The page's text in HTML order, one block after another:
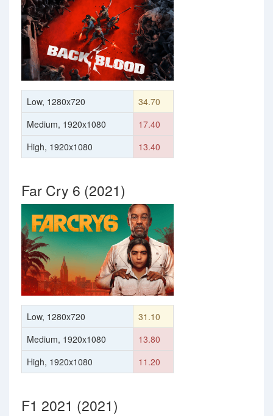
Low, 1280x720
34.70
Medium, 1920x1080
17.40
High, 1920x1080
13.40
Far Cry 6 (2021)
Low, 1280x720
31.10
Medium, 1920x1080
13.80
High, 1920x1080
11.20
F1 2021 (2021)